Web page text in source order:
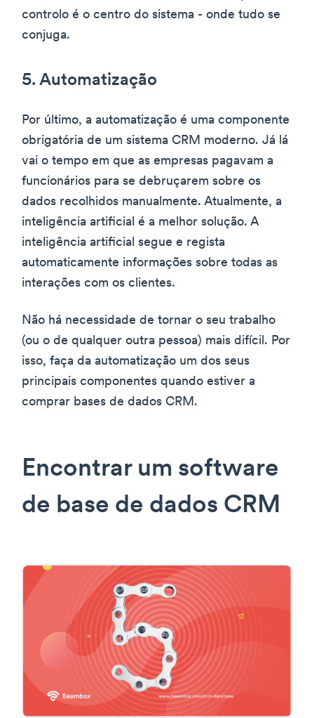
controlo é o centro do sistema - onde tudo se
conjuga.
5. Automatização
Por último, a automatização é uma componente
obrigatória de um sistema CRM moderno. Já lá
vai o tempo em que as empresas pagavam a
funcionários para se debruçarem sobre os
dados recolhidos manualmente. Atualmente, a
inteligência artificial é a melhor solução. A
inteligência artificial segue e regista
automaticamente informações sobre todas as
interações com os clientes.
Não há necessidade de tornar o seu trabalho
(ou o de qualquer outra pessoa) mais difícil. Por
isso, faça da automatização um dos seus
principais componentes quando estiver a
comprar bases de dados CRM.
Encontrar um software
de base de dados CRM